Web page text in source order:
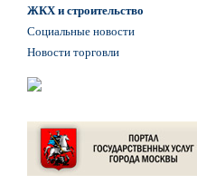
ЖКХ и строительство
Социальные новости
Новости торговли